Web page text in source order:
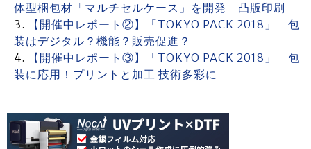
体型梱包材「マルチセルケース」を開発 凸版印刷
【開催中レポート②】「TOKYO PACK 2018」 包
装はデジタル？機能？販売促進？
【開催中レポート③】「TOKYO PACK 2018」 包
装に応用！プリントと加工 技術多彩に